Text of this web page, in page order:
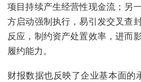
项目持续产生经营性现金流；另
方启动强制执行，易引发交叉查
反应，制约资产处置效率，进而
履约能力。
财报数据也反映了企业基本面的